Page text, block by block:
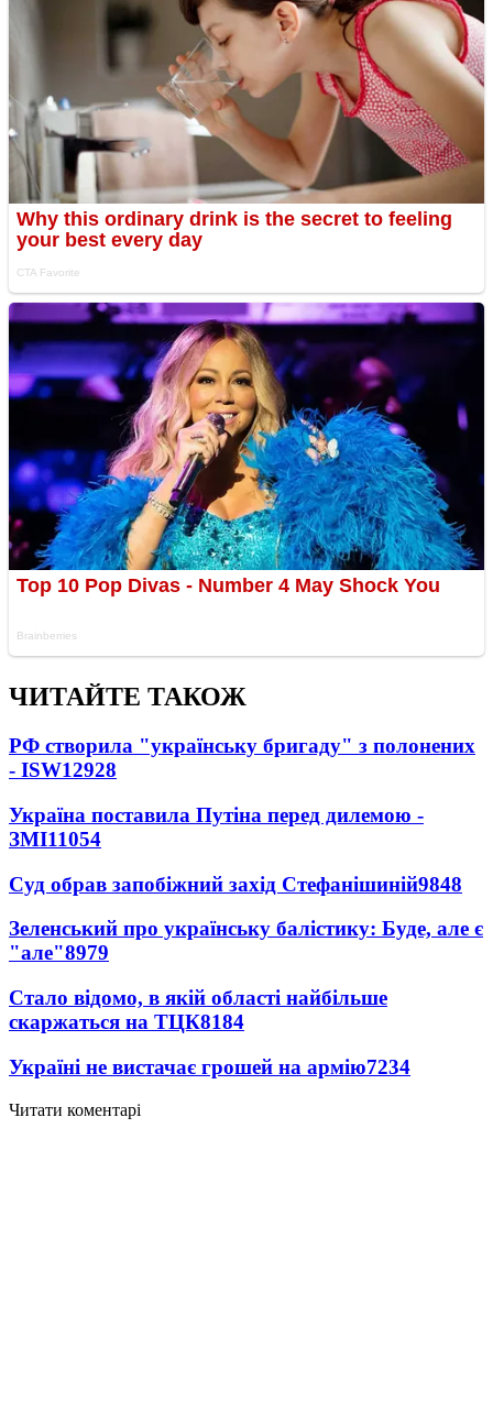
ЧИТАЙТЕ ТАКОЖ
РФ створила "українську бригаду" з полонених
- ISW12928
Україна поставила Путіна перед дилемою -
ЗМІ11054
Суд обрав запобіжний захід Стефанішиній9848
Зеленський про українську балістику: Буде, але є
"але"8979
Стало відомо, в якій області найбільше
скаржаться на ТЦК8184
Україні не вистачає грошей на армію7234
Читати коментарі